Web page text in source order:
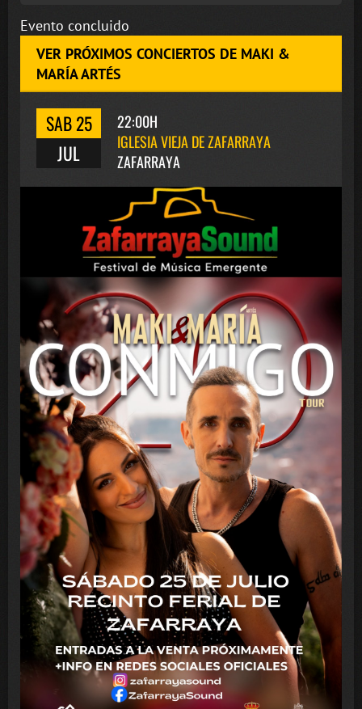
Evento concluido
VER PRÓXIMOS CONCIERTOS DE MAKI &
MARÍA ARTÉS
SAB 25
JUL
22:00H
IGLESIA VIEJA DE ZAFARRAYA
ZAFARRAYA